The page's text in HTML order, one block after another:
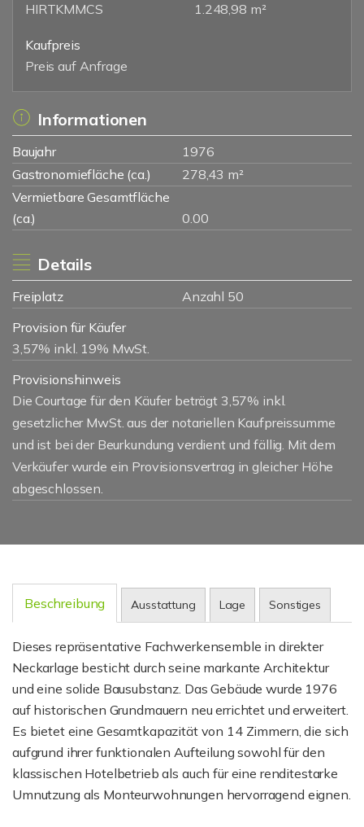
HIRTKMMCS
1.248,98 m²
Kaufpreis
Preis auf Anfrage
Informationen
Baujahr
1976
Gastronomiefläche (ca.)
278,43 m²
Vermietbare Gesamtfläche
(ca.)
0.00
Details
Freiplatz
Anzahl 50
Provision für Käufer
3,57% inkl. 19% MwSt.
Provisionshinweis
Die Courtage für den Käufer beträgt 3,57% inkl.
gesetzlicher MwSt. aus der notariellen Kaufpreissumme
und ist bei der Beurkundung verdient und fällig. Mit dem
Verkäufer wurde ein Provisionsvertrag in gleicher Höhe
abgeschlossen.
Beschreibung Ausstattung Lage Sonstiges
Dieses repräsentative Fachwerkensemble in direkter
Neckarlage besticht durch seine markante Architektur
und eine solide Bausubstanz. Das Gebäude wurde 1976
auf historischen Grundmauern neu errichtet und erweitert.
Es bietet eine Gesamtkapazität von 14 Zimmern, die sich
aufgrund ihrer funktionalen Aufteilung sowohl für den
klassischen Hotelbetrieb als auch für eine renditestarke
Umnutzung als Monteurwohnungen hervorragend eignen.